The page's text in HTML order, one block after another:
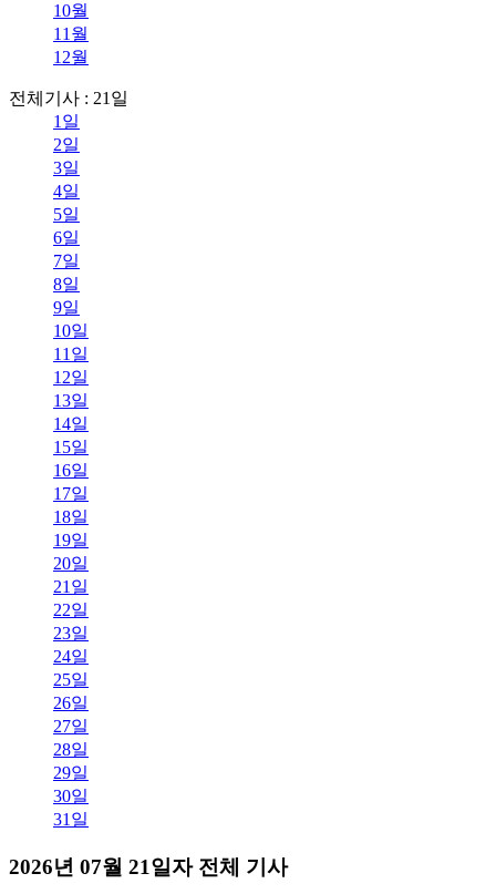
10월
11월
12월
전체기사 : 21일
1일
2일
3일
4일
5일
6일
7일
8일
9일
10일
11일
12일
13일
14일
15일
16일
17일
18일
19일
20일
21일
22일
23일
24일
25일
26일
27일
28일
29일
30일
31일
2026년 07월 21일자 전체 기사